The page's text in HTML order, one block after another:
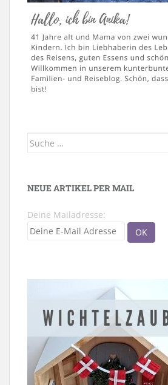
Suche
NEUE ARTIKEL PER MAIL
Deine Mailadresse: